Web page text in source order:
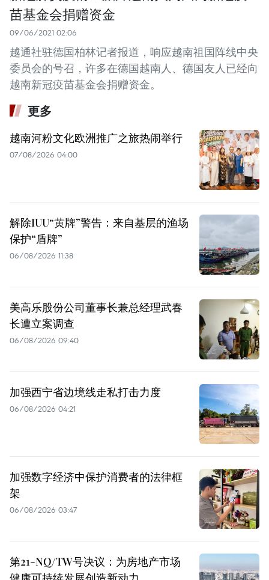
苗基金会捐赠资金
09/06/2021 02:06
越通社驻德国柏林记者报道，响应越南祖国阵线中央
委员会的号召，许多在德国越南人、德国友人已经向
越南新冠疫苗基金会捐赠资金。
更多
越南河粉文化欧洲推广之旅热闹举行
07/08/2026 04:00
解除IUU“黄牌”警告：来自基层的渔场
保护“盾牌”
06/08/2026 11:38
美高乐股份公司董事长兼总经理武春
长遭立案调查
06/08/2026 09:40
加强西宁省边境线走私打击力度
06/08/2026 04:21
加强数字经济中保护消费者的法律框
架
06/08/2026 03:47
第21-NQ/TW号决议：为房地产市场